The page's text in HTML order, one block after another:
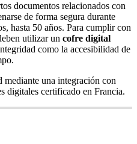
documentos relacionados con
de forma segura durante
, hasta 50 años. Para cumplir con
utilizar un cofre digital
como la accesibilidad de
.
mediante una integración con
digitales certificado en Francia.